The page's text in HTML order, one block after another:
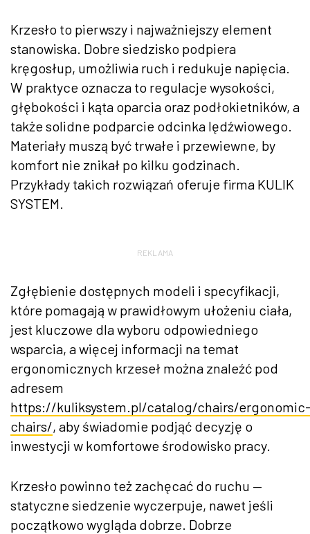
Krzesło to pierwszy i najważniejszy element
stanowiska. Dobre siedzisko podpiera
kręgosłup, umożliwia ruch i redukuje napięcia.
W praktyce oznacza to regulacje wysokości,
głębokości i kąta oparcia oraz podłokietników, a
także solidne podparcie odcinka lędźwiowego.
Materiały muszą być trwałe i przewiewne, by
komfort nie znikał po kilku godzinach.
Przykłady takich rozwiązań oferuje firma KULIK
SYSTEM.
REKLAMA
Zgłębienie dostępnych modeli i specyfikacji,
które pomagają w prawidłowym ułożeniu ciała,
jest kluczowe dla wyboru odpowiedniego
wsparcia, a więcej informacji na temat
ergonomicznych krzeseł można znaleźć pod
adresem
https://kuliksystem.pl/catalog/chairs/ergonomic-
chairs/, aby świadomie podjąć decyzję o
inwestycji w komfortowe środowisko pracy.
Krzesło powinno też zachęcać do ruchu —
statyczne siedzenie wyczerpuje, nawet jeśli
początkowo wygląda dobrze. Dobrze